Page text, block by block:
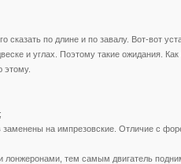
сказать по длине и по завалу. Вот-вот
и углах. Поэтому такие ожидания. Как
этому.
заменены на импрезовские. Отличие с
лонжеронами, тем самым двигатель